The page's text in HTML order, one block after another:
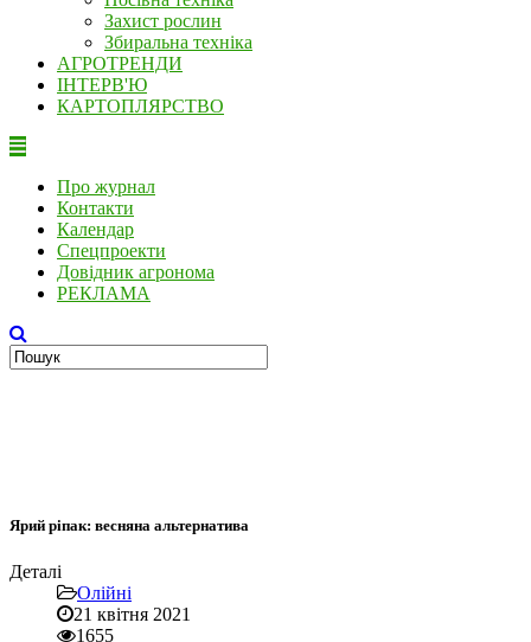
Захист рослин
Збиральна техніка
АГРОТРЕНДИ
ІНТЕРВ'Ю
КАРТОПЛЯРСТВО
Про журнал
Контакти
Календар
Спецпроекти
Довідник агронома
РЕКЛАМА
Ярий ріпак: весняна альтернатива
Деталі
Олійні
21 квітня 2021
1655